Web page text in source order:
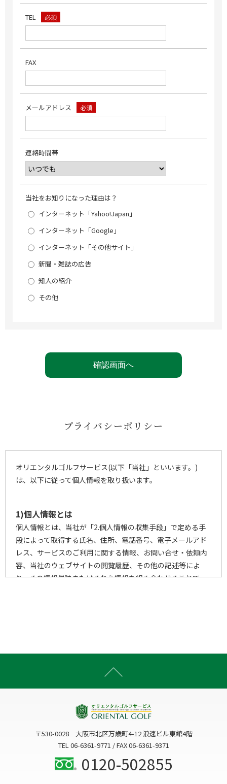
TEL 必須
FAX
メールアドレス 必須
連絡時間帯
当社をお知りになった理由は？
インターネット「Yahoo!Japan」
インターネット「Google」
インターネット「その他サイト」
新聞・雑誌の広告
知人の紹介
その他
プライバシーポリシー
オリエンタルゴルフサービス(以下「当社」といいます。)
は、以下に従って個人情報を取り扱います。
1)個人情報とは
個人情報とは、当社が「2.個人情報の収集手段」で定める手
段によって取得する氏名、住所、電話番号、電子メールアド
レス、サービスのご利用に関する情報、お問い合せ・依頼内
容、当社のウェブサイトの閲覧履歴、その他の記述等によ
り、その情報単独またはそれら情報を組み合わせることで、
3)個人情報の利用目的
当社は、個人情報を、以下の何れかに該当する場合を除き、
事前にお知らせした利用目的以外には利用いたしません。
〒530-0028 大阪市北区万歳町4-12 浪速ビル東館4階
TEL 06-6361-9771 / FAX 06-6361-9371
0120-502855